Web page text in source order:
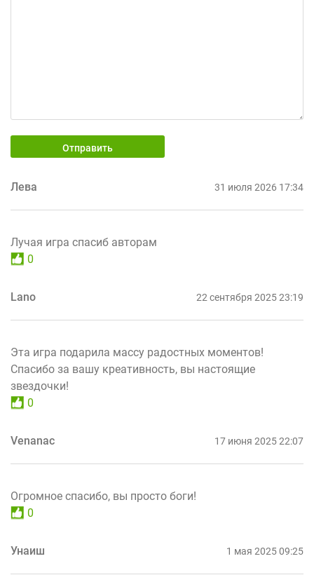
Отправить
Лева 31 июля 2026 17:34
Лучая игра спасиб авторам
0
Lano 22 сентября 2025 23:19
Эта игра подарила массу радостных моментов!
Спасибо за вашу креативность, вы настоящие
звездочки!
0
Venanac 17 июня 2025 22:07
Огромное спасибо, вы просто боги!
0
Унаиш 1 мая 2025 09:25